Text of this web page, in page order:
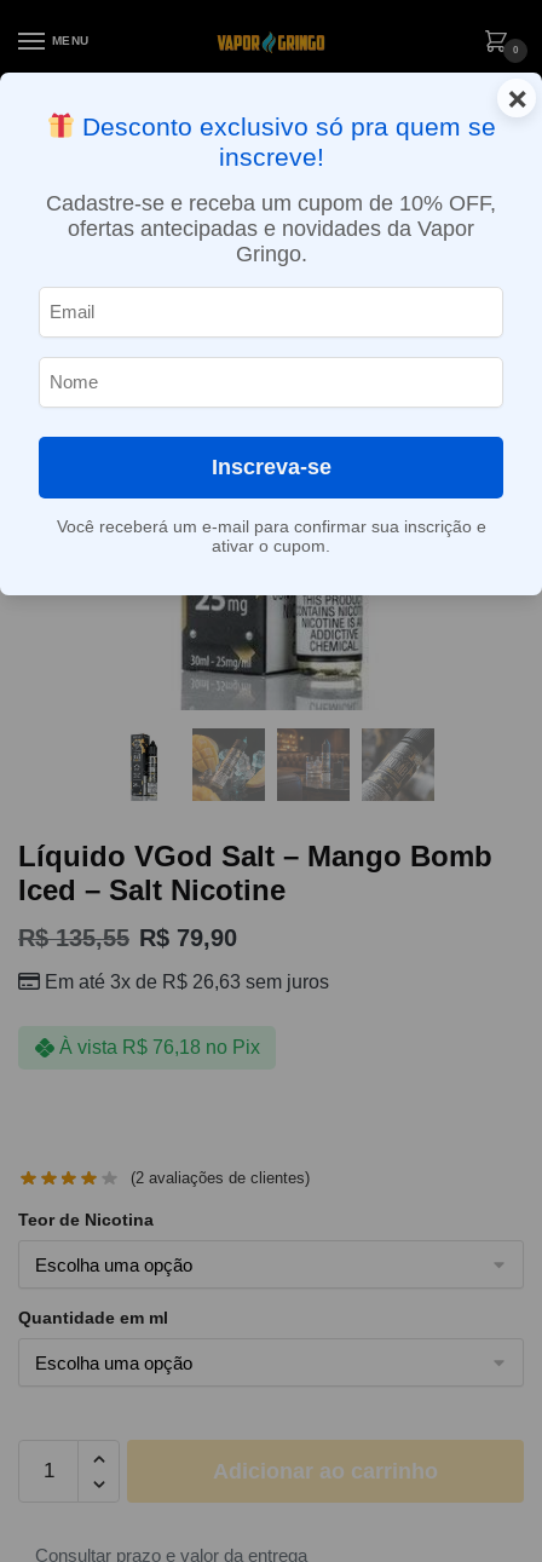
MENU
0
ENTREGA NO MESMO DIA EM SÃO PAULO (SEG A SEX): PEDIDOS
APROVADOS ATÉ 15:30 VIA MOTOBOY
Líquido VGod Salt – Mango Bomb
Iced – Salt Nicotine
R$135,55 R$ 79,90
Em até 3x de R$ 26,63 sem juros
À vista R$76,18 no Pix
(2 avaliações de clientes)
Teor de Nicotina
Quantidade em ml
Adicionar ao carrinho
Consultar prazo e valor da entrega
×
Desconto exclusivo só pra quem se
inscreve!
Cadastre-se e receba um cupom de 10% OFF,
ofertas antecipadas e novidades da Vapor
Gringo.
Inscreva-se
Você receberá um e-mail para confirmar sua inscrição e
ativar o cupom.